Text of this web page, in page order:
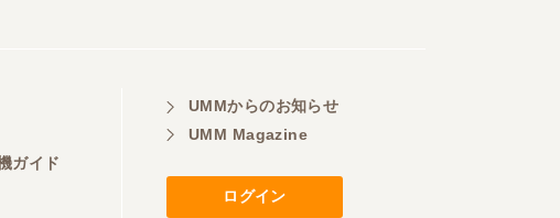
ガイド
UMMからのお知らせ
UMM Magazine
ログイン